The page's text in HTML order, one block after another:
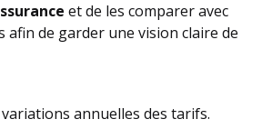
et de les comparer avec
afin de garder une vision claire de
annuelles des tarifs.